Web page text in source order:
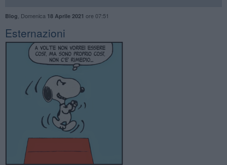
Blog Domenica 18 Aprile 2021 ore 07:51
Esternazioni